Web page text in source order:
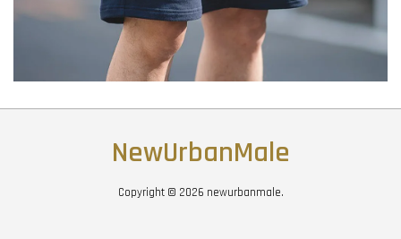
NewUrbanMale
Copyright © 2026 newurbanmale.